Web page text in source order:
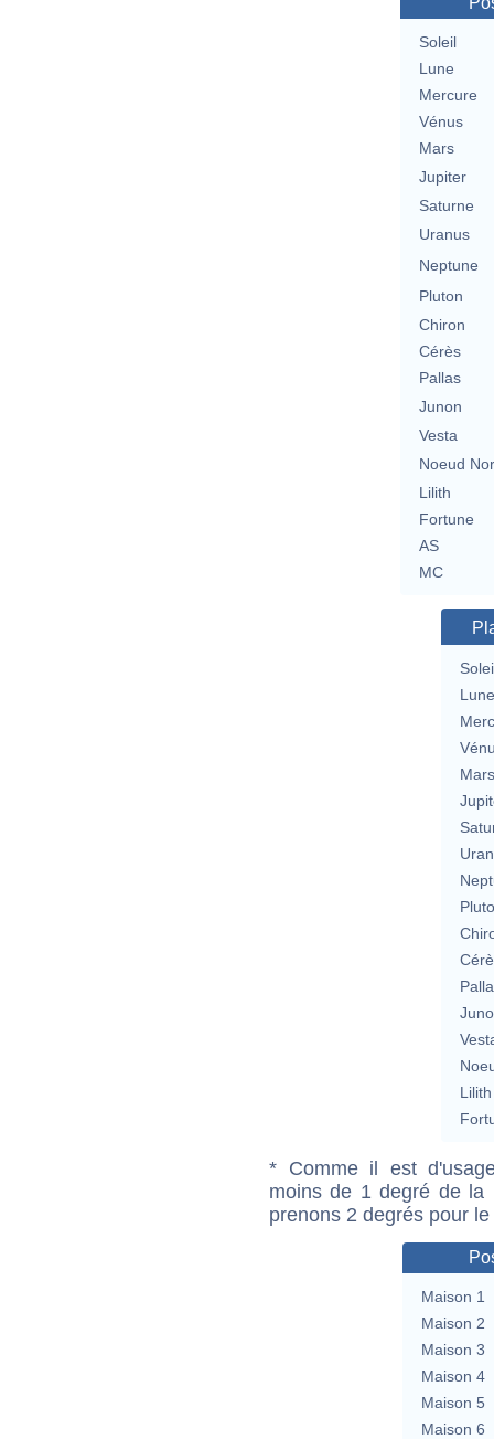
Soleil
Lune
Mercure
Vénus
Mars
Jupiter
Saturne
Uranus
Neptune
Pluton
Chiron
Cérès
Pallas
Junon
Vesta
Noeud
Lilith
Fortune
AS
MC
Lune
Mars
Lilith
* Comme il est
moins de 1 degré de la
prenons 2 degrés pour
Maison 1
Maison 2
Maison 3
Maison 4
Maison 5
Maison 6